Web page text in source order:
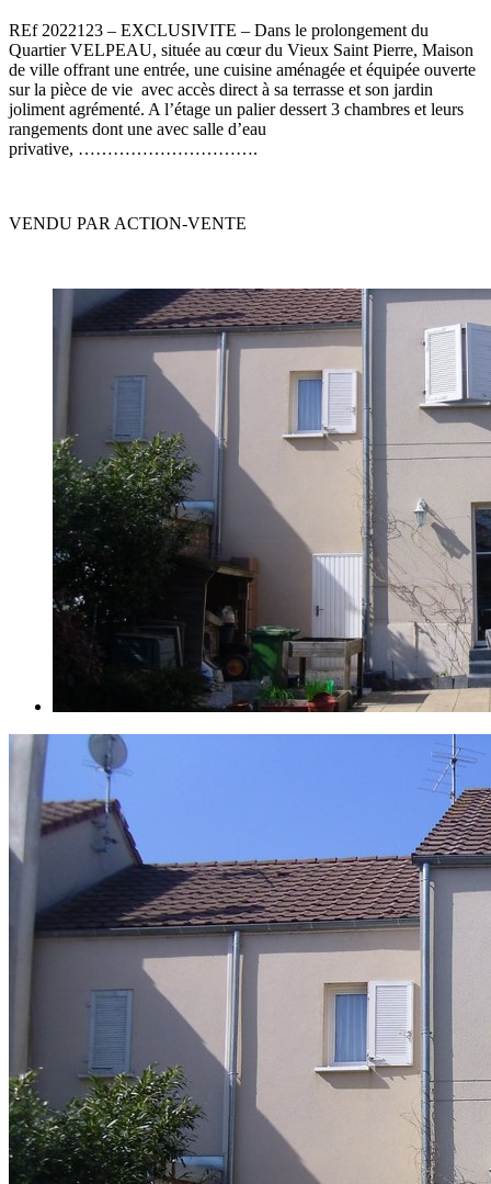
REf 2022123 – EXCLUSIVITE – Dans le prolongement du
Quartier VELPEAU, située au cœur du Vieux Saint Pierre, Maison
de ville offrant une entrée, une cuisine aménagée et équipée ouverte
sur la pièce de vie avec accès direct à sa terrasse et son jardin
joliment agrémenté. A l’étage un palier dessert 3 chambres et leurs
rangements dont une avec salle d’eau
privative, ………………………….
VENDU PAR ACTION-VENTE